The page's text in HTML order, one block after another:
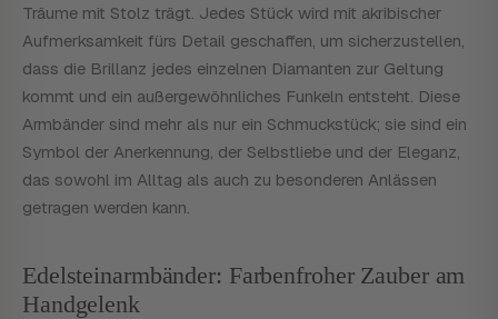
Träume mit Stolz trägt. Jedes Stück wird mit akribischer
Aufmerksamkeit fürs Detail geschaffen, um sicherzustellen,
dass die Brillanz jedes einzelnen Diamanten zur Geltung
kommt und ein außergewöhnliches Funkeln entsteht. Diese
Armbänder sind mehr als nur ein Schmuckstück; sie sind ein
Symbol der Anerkennung, der Selbstliebe und der Eleganz,
das sowohl im Alltag als auch zu besonderen Anlässen
getragen werden kann.
Edelsteinarmbänder: Farbenfroher Zauber am
Handgelenk